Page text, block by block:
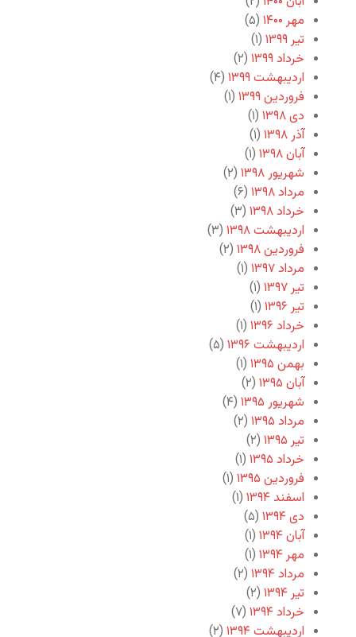
مهر ۱۴۰۰
(۵)
تیر ۱۳۹۹
(۱)
خرداد ۱۳۹۹
(۲)
اردیبهشت ۱۳۹۹
(۴)
فروردین ۱۳۹۹
(۱)
دی ۱۳۹۸
(۱)
آذر ۱۳۹۸
(۱)
آبان ۱۳۹۸
(۱)
شهریور ۱۳۹۸
(۲)
مرداد ۱۳۹۸
(۶)
خرداد ۱۳۹۸
(۳)
اردیبهشت ۱۳۹۸
(۳)
فروردین ۱۳۹۸
(۲)
مرداد ۱۳۹۷
(۱)
تیر ۱۳۹۷
(۱)
تیر ۱۳۹۶
(۱)
خرداد ۱۳۹۶
(۱)
اردیبهشت ۱۳۹۶
(۵)
بهمن ۱۳۹۵
(۱)
آبان ۱۳۹۵
(۲)
شهریور ۱۳۹۵
(۴)
مرداد ۱۳۹۵
(۲)
تیر ۱۳۹۵
(۲)
خرداد ۱۳۹۵
(۱)
فروردین ۱۳۹۵
(۱)
اسفند ۱۳۹۴
(۱)
دی ۱۳۹۴
(۵)
آبان ۱۳۹۴
(۱)
مهر ۱۳۹۴
(۱)
مرداد ۱۳۹۴
(۲)
تیر ۱۳۹۴
(۲)
خرداد ۱۳۹۴
(۷)
اردیبهشت ۱۳۹۴
(۲)